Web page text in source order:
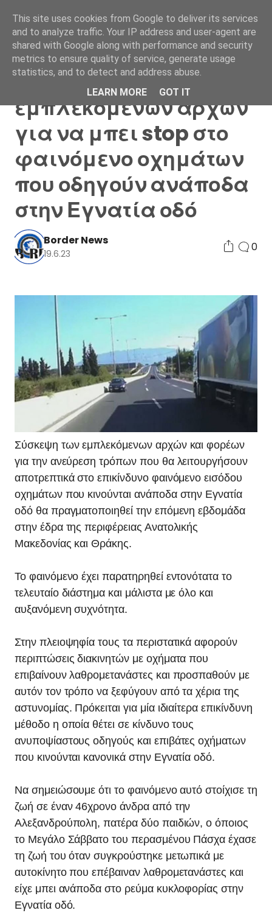
Σύσκεψη
εμπλεκομένων αρχών
για να μπει stop στο
φαινόμενο οχημάτων
που οδηγούν ανάποδα
στην Εγνατία οδό
Border News
19.6.23
0
Σύσκεψη των εμπλεκόμενων αρχών και φορέων
για την ανεύρεση τρόπων που θα λειτουργήσουν
αποτρεπτικά στο επικίνδυνο φαινόμενο εισόδου
οχημάτων που κινούνται ανάποδα στην Εγνατία
οδό θα πραγματοποιηθεί την επόμενη εβδομάδα
στην έδρα της περιφέρειας Ανατολικής
Μακεδονίας και Θράκης.
Το φαινόμενο έχει παρατηρηθεί εντονότατα το
τελευταίο διάστημα και μάλιστα με όλο και
αυξανόμενη συχνότητα.
Στην πλειοψηφία τους τα περιστατικά αφορούν
περιπτώσεις διακινητών με οχήματα που
επιβαίνουν λαθρομετανάστες και προσπαθούν με
αυτόν τον τρόπο να ξεφύγουν από τα χέρια της
αστυνομίας. Πρόκειται για μία ιδιαίτερα επικίνδυνη
μέθοδο η οποία θέτει σε κίνδυνο τους
ανυποψίαστους οδηγούς και επιβάτες οχήματων
που κινούνται κανονικά στην Εγνατία οδό.
Να σημειώσουμε ότι το φαινόμενο αυτό στοίχισε τη
ζωή σε έναν 46χρονο άνδρα από την
Αλεξανδρούπολη, πατέρα δύο παιδιών, ο όποιος
το Μεγάλο Σάββατο του περασμένου Πάσχα έχασε
τη ζωή του όταν συγκρούστηκε μετωπικά με
αυτοκίνητο που επέβαιναν λαθρομετανάστες και
είχε μπει ανάποδα στο ρεύμα κυκλοφορίας στην
Εγνατία οδό.
This site uses cookies from Google to deliver its services
and to analyze traffic. Your IP address and user-agent are
shared with Google along with performance and security
metrics to ensure quality of service, generate usage
statistics, and to detect and address abuse.
LEARN MORE
GOT IT